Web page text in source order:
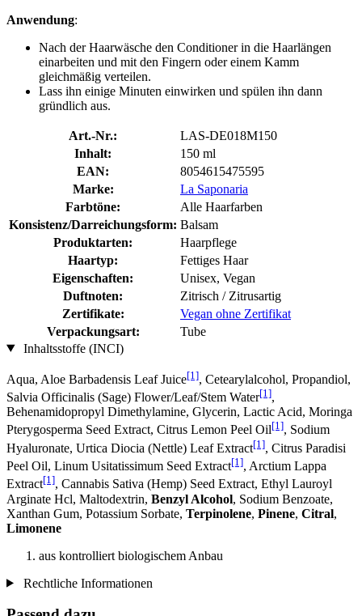
Anwendung:
Nach der Haarwäsche den Conditioner in die Haarlängen
einarbeiten und mit den Fingern oder einem Kamm
gleichmäßig verteilen.
Lass ihn einige Minuten einwirken und spülen ihn dann
gründlich aus.
Art.-Nr.:
LAS-DE018M150
Inhalt:
150 ml
EAN:
8054615475595
Marke:
La Saponaria
Farbtöne:
Alle Haarfarben
Konsistenz/Darreichungsform: Balsam
Produktarten:
Haarpflege
Haartyp:
Fettiges Haar
Eigenschaften:
Unisex, Vegan
Duftnoten:
Zitrisch / Zitrusartig
Zertifikate:
Vegan ohne Zertifikat
Verpackungsart:
Tube
Inhaltsstoffe (INCI)
Aqua, Aloe Barbadensis Leaf Juice[1], Cetearylalcohol, Propandiol,
Salvia Officinalis (Sage) Flower/Leaf/Stem Water[1],
Behenamidopropyl Dimethylamine, Glycerin, Lactic Acid, Moringa
Pterygosperma Seed Extract, Citrus Lemon Peel Oil[1], Sodium
Hyaluronate, Urtica Diocia (Nettle) Leaf Extract[1], Citrus Paradisi
Peel Oil, Linum Usitatissimum Seed Extract[1], Arctium Lappa
Extract[1], Cannabis Sativa (Hemp) Seed Extract, Ethyl Lauroyl
Arginate Hcl, Maltodextrin, Benzyl Alcohol, Sodium Benzoate,
Xanthan Gum, Potassium Sorbate, Terpinolene, Pinene, Citral,
Limonene
aus kontrolliert biologischem Anbau
Rechtliche Informationen